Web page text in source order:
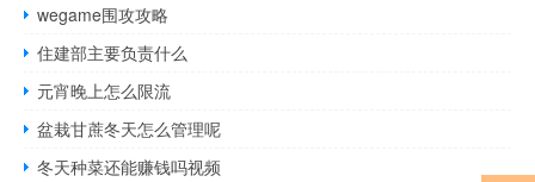
wegame围攻攻略
住建部主要负责什么
元宵晚上怎么限流
盆栽甘蔗冬天怎么管理呢
冬天种菜还能赚钱吗视频